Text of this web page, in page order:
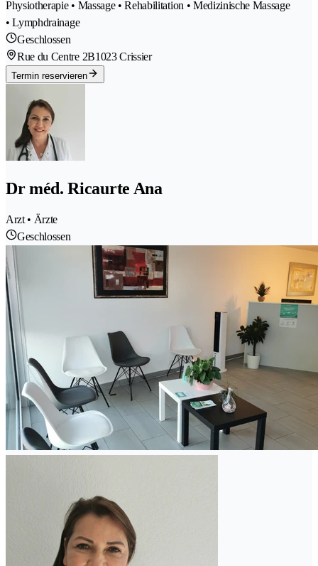
Physiotherapie • Massage • Rehabilitation • Medizinische Massage
• Lymphdrainage
Geschlossen
Rue du Centre 2B1023 Crissier
Termin reservieren
Dr méd. Ricaurte Ana
Arzt • Ärzte
Geschlossen